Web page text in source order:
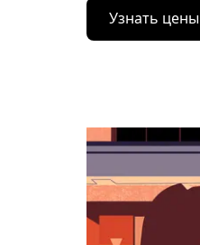
Нажмите
стрелку
вниз,
выбрать
дату.
закрыть
календарь,
нажмите
Esc.
Узнать цены